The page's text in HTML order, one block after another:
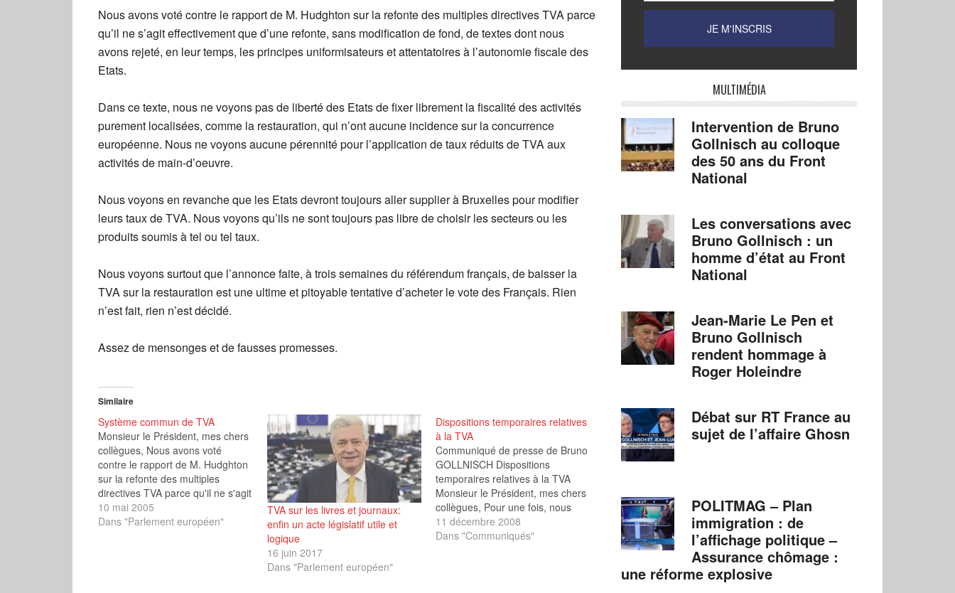
Nous avons voté contre le rapport de M. Hudghton sur la refonte des multiples directives TVA parce
qu’il ne s’agit effectivement que d’une refonte, sans modification de fond, de textes dont nous
avons rejeté, en leur temps, les principes uniformisateurs et attentatoires à l’autonomie fiscale des
Etats.
Dans ce texte, nous ne voyons pas de liberté des Etats de fixer librement la fiscalité des activités
purement localisées, comme la restauration, qui n’ont aucune incidence sur la concurrence
européenne. Nous ne voyons aucune pérennité pour l’application de taux réduits de TVA aux
activités de main-d’oeuvre.
Nous voyons en revanche que les Etats devront toujours aller supplier à Bruxelles pour modifier
leurs taux de TVA. Nous voyons qu’ils ne sont toujours pas libre de choisir les secteurs ou les
produits soumis à tel ou tel taux.
Nous voyons surtout que l’annonce faite, à trois semaines du référendum français, de baisser la
TVA sur la restauration est une ultime et pitoyable tentative d’acheter le vote des Français. Rien
n’est fait, rien n’est décidé.
Assez de mensonges et de fausses promesses.
Similaire
Système commun de TVA
Monsieur le Président, mes chers
collègues, Nous avons voté
contre le rapport de M. Hudghton
sur la refonte des multiples
directives TVA parce qu'il ne s'agit
effectivement que d'une refonte,
sans modification de fond, de
10 mai 2005
Dans "Parlement européen"
TVA sur les livres et journaux:
enfin un acte législatif utile et
logique
16 juin 2017
Dans "Parlement européen"
Dispositions temporaires relatives
à la TVA
Communiqué de presse de Bruno
GOLLNISCH Dispositions
temporaires relatives à la TVA
Monsieur le Président, mes chers
collègues, Pour une fois, nous
avons été tentés de voter en
faveur d'un rapport de ce
11 décembre 2008
Dans "Communiqués"
MULTIMÉDIA
Intervention de Bruno
Gollnisch au colloque
des 50 ans du Front
National
Les conversations avec
Bruno Gollnisch : un
homme d’état au Front
National
Jean-Marie Le Pen et
Bruno Gollnisch
rendent hommage à
Roger Holeindre
Débat sur RT France au
sujet de l’affaire Ghosn
POLITMAG – Plan
immigration : de
l’affichage politique –
Assurance chômage :
une réforme explosive